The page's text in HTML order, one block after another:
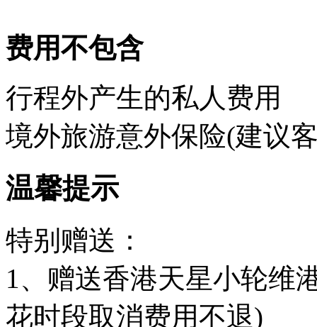
费用不包含
行程外产生的私人费用
境外旅游意外保险(建议
温馨提示
特别赠送：
1、赠送香港天星小轮维
花时段取消费用不退)